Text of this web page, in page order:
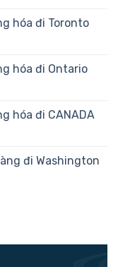
hóa đi Toronto
hóa đi Ontario
hóa đi CANADA
đi Washington